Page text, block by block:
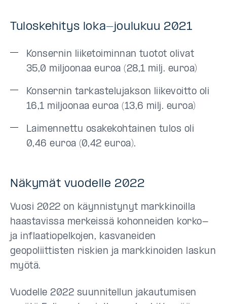
Tuloskehitys loka-joulukuu 2021
Konsernin liiketoiminnan tuotot olivat
35,0 miljoonaa euroa (28,1 milj. euroa)
Konsernin tarkastelujakson liikevoitto oli
16,1 miljoonaa euroa (13,6 milj. euroa)
Laimennettu osakekohtainen tulos oli
0,46 euroa (0,42 euroa).
Näkymät vuodelle 2022
Vuosi 2022 on käynnistynyt markkinoilla
haastavissa merkeissä kohonneiden korko-
ja inflaatiopelkojen, kasvaneiden
geopoliittisten riskien ja markkinoiden laskun
myötä.
Vuodelle 2022 suunnitellun jakautumisen